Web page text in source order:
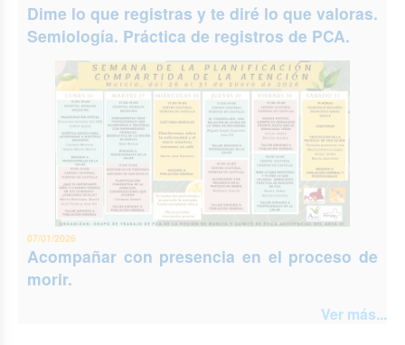
Dime lo que registras y te diré lo que valoras.
Semiología. Práctica de registros de PCA.
07/01/2026
Acompañar con presencia en el proceso de
morir.
Ver más...